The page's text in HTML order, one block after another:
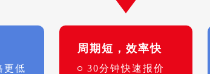
更低
周期短，效率快
30分钟快速报价